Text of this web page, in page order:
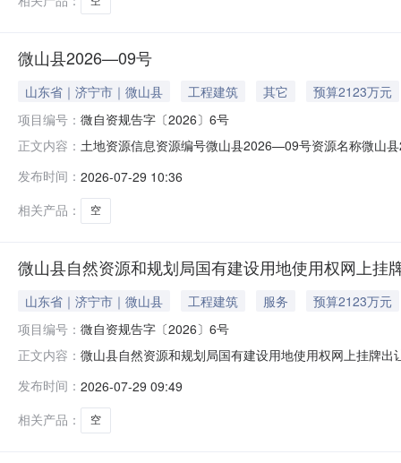
微山县2026—09号
山东省｜济宁市｜微山县 工程建筑 其它
预算2123万元
项目编号： 微自资规告字〔2026〕6号
正文内容： 土地资源信息资源编号微山县2026—09号资源名称微山
件
发布时间： 2026-07-29 10:36
相关产品：
空
微山县自然资源和规划局国有建设用地使用权网上挂
山东省｜济宁市｜微山县 工程建筑 服务
预算2123万元
项目编号： 微自资规告字〔2026〕6号
正文内容： 微山县自然资源和规划局国有建设用地使用权网上挂牌
地用途出让年限容积率其他规划指标要求起始总价(万元
临微山界群置业有限责
发布时间： 2026-07-29 09:49
相关产品：
空